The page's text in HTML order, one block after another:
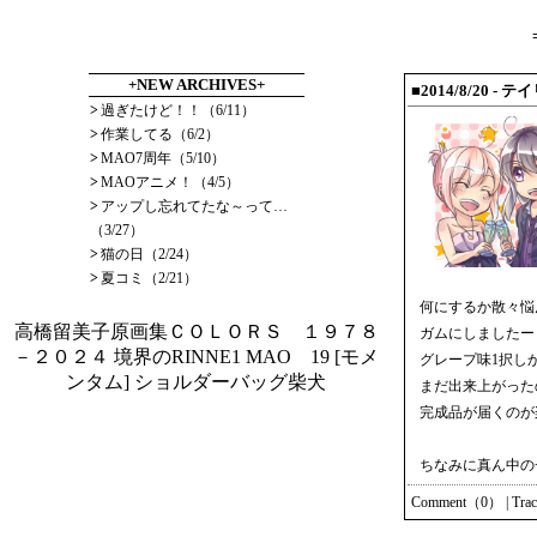
+NEW ARCHIVES+
>過ぎたけど！！（6/11）
>作業してる（6/2）
>MAO7周年（5/10）
>MAOアニメ！（4/5）
> アップし忘れてたな～って…
（3/27）
>猫の日（2/24）
>夏コミ（2/21）
高橋留美子原画集ＣＯＬＯＲＳ １９７８
－２０２４ 境界のRINNE1 MAO 19 [モメ
ンタム] ショルダーバッグ柴犬
■2014/8/20 - テイ
何にするか散々
ガムにしましたー
グレープ味1択し
まだ出来上がっ
完成品が届くの
ちなみに真ん中
Comment（0）